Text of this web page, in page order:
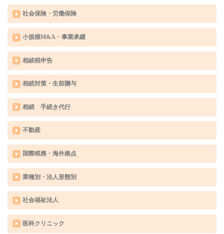
社会保険・労働保険
小規模M&A・事業承継
相続税申告
相続対策・生前贈与
相続 手続き代行
不動産
国際税務・海外拠点
業種別・法人形態別
社会福祉法人
医科クリニック